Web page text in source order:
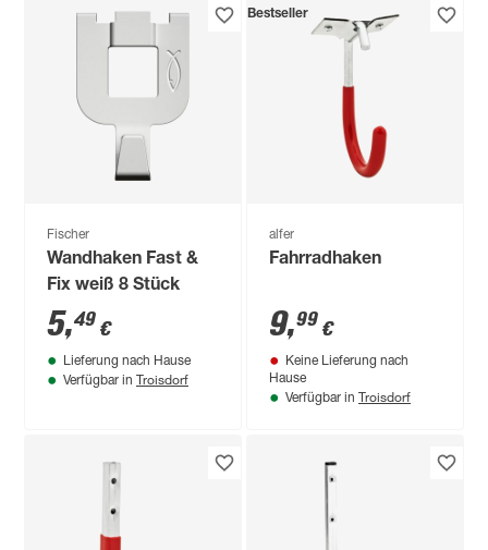
Fischer
Wandhaken Fast &
Fix weiß 8 Stück
5,49 €
Lieferung nach Hause
Verfügbar in Troisdorf
Bestseller
alfer
Fahrradhaken
9,99 €
Keine Lieferung nach
Hause
Verfügbar in Troisdorf